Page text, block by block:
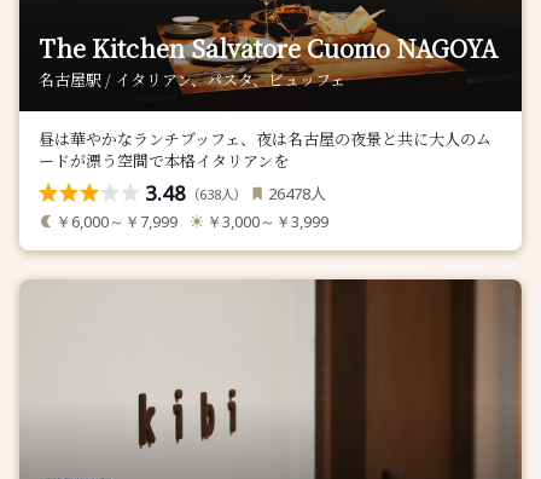
The Kitchen Salvatore Cuomo NAGOYA
名古屋駅 / イタリアン、パスタ、ビュッフェ
昼は華やかなランチブッフェ、夜は名古屋の夜景と共に大人のム
ードが漂う空間で本格イタリアンを
3.48 （638人） 26478人
￥6,000～￥7,999 ￥3,000～￥3,999